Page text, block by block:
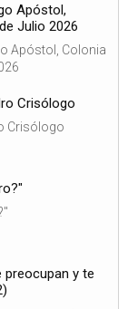
Apóstol,
Julio 2026
Apóstol, Colonia
Crisólogo
Crisólogo
y te